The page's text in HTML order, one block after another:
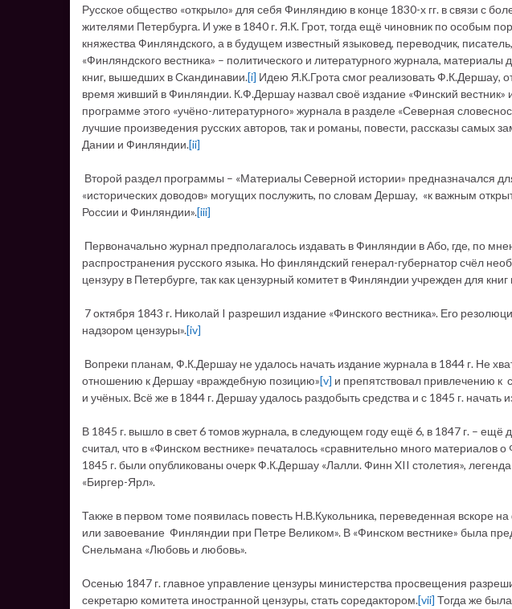
Русское общество «открыло» для себя Финляндию в конце 1830-х гг. в связи с
жителями Петербурга. И уже в 1840 г. Я.К. Грот, тогда ещё чиновник по особым
княжества Финляндского, а в будущем известный языковед, переводчик,
«Финляндского вестника» – политического и литературного журнала, материалы
книг, вышедших в Скандинавии.[i] Идею Я.К.Грота смог реализовать Ф.К.Дершау,
время живший в Финляндии. К.Ф.Дершау назвал своё издание «Финский вестник»
программе этого «учёно-литературного» журнала в разделе «Северная
лучшие произведения русских авторов, так и романы, повести, рассказы самых
Дании и Финляндии.[ii]
Второй раздел программы – «Материалы Северной истории» предназначался
«исторических доводов» могущих послужить, по словам Дершау, «к важным
России и Финляндии».[iii]
Первоначально журнал предполагалось издавать в Финляндии в Або, где, по
распространения русского языка. Но финляндский генерал-губернатор счёл
цензуру в Петербурге, так как цензурный комитет в Финляндии учрежден для
7 октября 1843 г. Николай I разрешил издание «Финского вестника». Его
надзором цензуры».[iv]
Вопреки планам, Ф.К.Дершау не удалось начать издание журнала в 1844 г. Не
отношению к Дершау «враждебную позицию»[v] и препятствовал привлечению к
и учёных. Всё же в 1844 г. Дершау удалось раздобыть средства и с 1845 г. начать
В 1845 г. вышло в свет 6 томов журнала, в следующем году ещё 6, в 1847 г. – ещё
считал, что в «Финском вестнике» печаталось «сравнительно много материалов
1845 г. были опубликованы очерк Ф.К.Дершау «Лалли. Финн XII столетия»,
«Биргер-Ярл».
Также в первом томе появилась повесть Н.В.Кукольника, переведенная вскоре
или завоевание Финляндии при Петре Великом». В «Финском вестнике» была
Снельмана «Любовь и любовь».
Осенью 1847 г. главное управление цензуры министерства просвещения
секретарю комитета иностранной цензуры, стать соредактором.[vii] Тогда же